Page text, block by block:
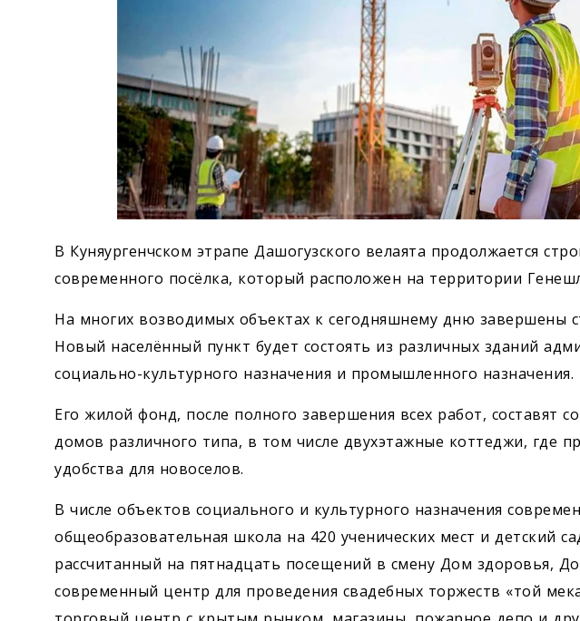
Спорт
В Куняургенчском этрапе Дашогузского велаята продолжается
современного посёлка, который расположен на территории
На многих возводимых объектах к сегодняшнему дню завершены
Новый населённый пункт будет состоять из различных зданий
социально-культурного назначения и промышленного назначения.
Его жилой фонд, после полного завершения всех работ, составят
домов различного типа, в том числе двухэтажные коттеджи, где
удобства для новоселов.
В числе объектов социального и культурного назначения
общеобразовательная школа на 420 ученических мест и детский
рассчитанный на пятнадцать посещений в смену Дом здоровья,
современный центр для проведения свадебных торжеств «той